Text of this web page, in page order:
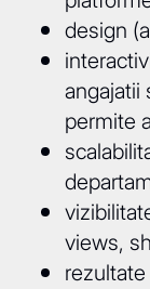
design
angajatii
permite
views,
rezultate